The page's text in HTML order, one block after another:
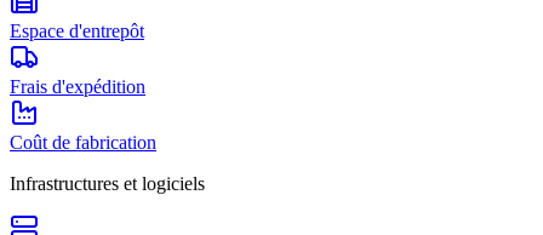
Espace d'entrepôt
Frais d'expédition
Coût de fabrication
Infrastructures et logiciels